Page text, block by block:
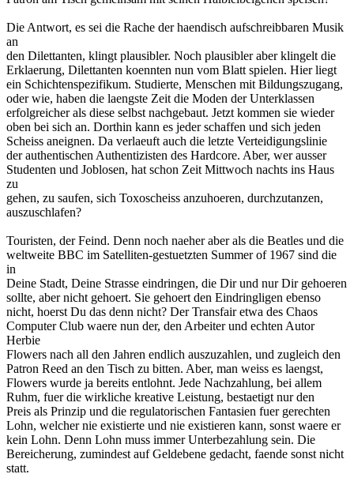
Die Antwort, es sei die Rache der haendisch aufschreibbaren Musik
an
den Dilettanten, klingt plausibler. Noch plausibler aber klingelt die
Erklaerung, Dilettanten koennten nun vom Blatt spielen. Hier liegt
ein Schichtenspezifikum. Studierte, Menschen mit Bildungszugang,
oder wie, haben die laengste Zeit die Moden der Unterklassen
erfolgreicher als diese selbst nachgebaut. Jetzt kommen sie wieder
oben bei sich an. Dorthin kann es jeder schaffen und sich jeden
Scheiss aneignen. Da verlaeuft auch die letzte Verteidigungslinie
der authentischen Authentizisten des Hardcore. Aber, wer ausser
Studenten und Joblosen, hat schon Zeit Mittwoch nachts ins Haus
zu
gehen, zu saufen, sich Toxoscheiss anzuhoeren, durchzutanzen,
auszuschlafen?
Touristen, der Feind. Denn noch naeher aber als die Beatles und die
weltweite BBC im Satelliten-gestuetzten Summer of 1967 sind die
in
Deine Stadt, Deine Strasse eindringen, die Dir und nur Dir gehoeren
sollte, aber nicht gehoert. Sie gehoert den Eindringligen ebenso
nicht, hoerst Du das denn nicht? Der Transfair etwa des Chaos
Computer Club waere nun der, den Arbeiter und echten Autor
Herbie
Flowers nach all den Jahren endlich auszuzahlen, und zugleich den
Patron Reed an den Tisch zu bitten. Aber, man weiss es laengst,
Flowers wurde ja bereits entlohnt. Jede Nachzahlung, bei allem
Ruhm, fuer die wirkliche kreative Leistung, bestaetigt nur den
Preis als Prinzip und die regulatorischen Fantasien fuer gerechten
Lohn, welcher nie existierte und nie existieren kann, sonst waere er
kein Lohn. Denn Lohn muss immer Unterbezahlung sein. Die
Bereicherung, zumindest auf Geldebene gedacht, faende sonst nicht
statt.